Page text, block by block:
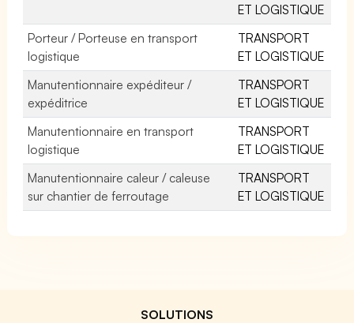
ET LOGISTIQUE
Porteur / Porteuse en transport
logistique
TRANSPORT
ET LOGISTIQUE
Manutentionnaire expéditeur /
expéditrice
TRANSPORT
ET LOGISTIQUE
Manutentionnaire en transport
logistique
TRANSPORT
ET LOGISTIQUE
Manutentionnaire caleur / caleuse
sur chantier de ferroutage
TRANSPORT
ET LOGISTIQUE
SOLUTIONS